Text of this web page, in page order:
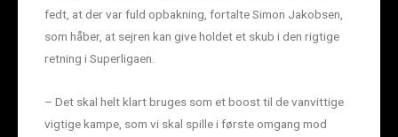
fedt, at der var fuld opbakning, fortalte Simon Jakobsen,
som håber, at sejren kan give holdet et skub i den rigtige
retning i Superligaen.
– Det skal helt klart bruges som et boost til de vanvittige
vigtige kampe, som vi skal spille i første omgang mod